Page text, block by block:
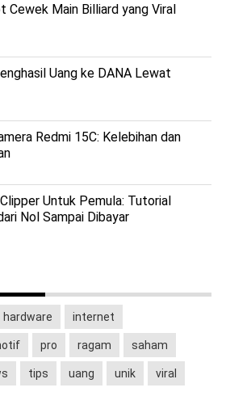
Cewek Main Billiard yang Viral
Uang ke DANA Lewat
Redmi 15C: Kelebihan dan
Untuk Pemula: Tutorial
Nol Sampai Dibayar
hardware internet
pro ragam saham
tips uang unik viral